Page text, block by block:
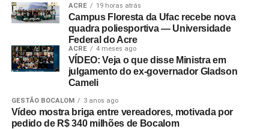
ACRE 19 horas atrás
Campus Floresta da Ufac recebe nova
quadra poliesportiva — Universidade
Federal do Acre
ACRE 4 meses ago
VÍDEO: Veja o que disse Ministra em
julgamento do ex-governador Gladson
Cameli
GESTÃO BOCALOM 3 anos ago
Vídeo mostra briga entre vereadores, motivada por
pedido de R$ 340 milhões de Bocalom